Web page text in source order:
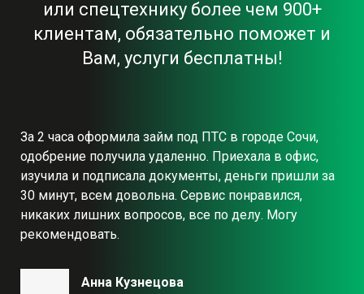
или спецтехнику более чем 900+
клиентам, обязательно поможет и
Вам, услуги бесплатны!
За 2 часа оформила займ под ПТС в городе Сочи,
одобрение получила удаленно. Приехала в офис,
изучила и подписала документы, деньги пришли за
30 минут, всем довольна. Сервис понравился,
никаких лишних вопросов, все по делу. Могу
рекомендовать.
Анна Кузнецова